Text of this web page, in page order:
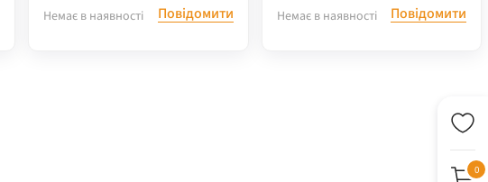
0
Немає в наявності Повідомити Немає в наявності Повідомити